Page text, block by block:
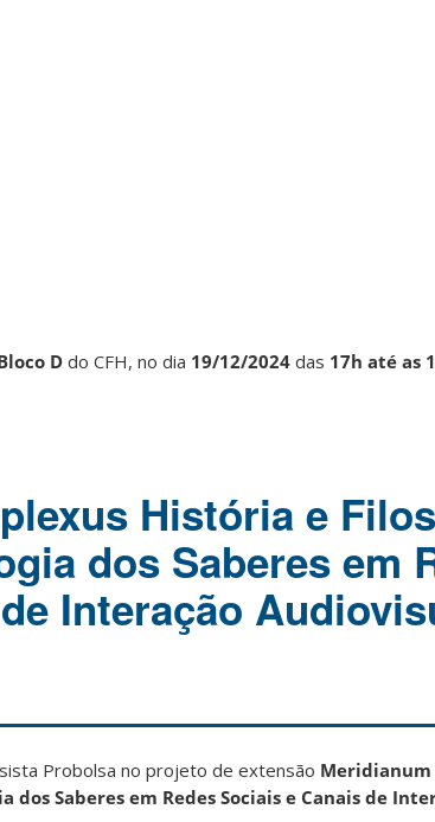
Ddo CFH, no dia 19/12/2024 das 17h até as
História e
dos Saberes em
Interação
Probolsa no projeto de extensão Meridianum
dos Saberes em Redes Sociais e Canais de